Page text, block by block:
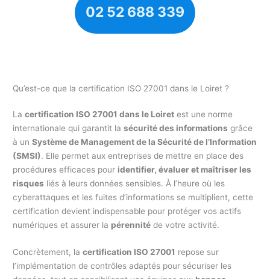
02 52 688 339
Qu’est-ce que la certification ISO 27001 dans le Loiret ?
Lacertification ISO 27001 dans le Loiret est une norme
internationale qui garantit lasécurité des informations grâce
à unSystème de Management de la Sécurité de l’Information
(SMSI). Elle permet aux entreprises de mettre en place des
procédures efficaces pour identifier, évaluer et maîtriser les
risques liés à leurs données sensibles. À l’heure où les
cyberattaques et les fuites d’informations se multiplient, cette
certification devient indispensable pour protéger vos actifs
numériques et assurer la pérennité de votre activité.
Concrètement, lacertification ISO 27001 repose sur
l’implémentation de contrôles adaptés pour sécuriser les